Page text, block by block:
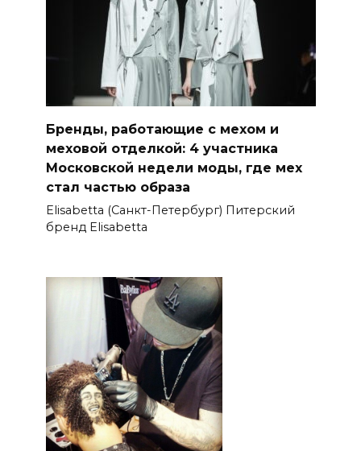
Бренды, работающие с мехом и
меховой отделкой: 4 участника
Московской недели моды, где мех
стал частью образа
Elisabetta (Санкт-Петербург) Питерский
бренд Elisabetta